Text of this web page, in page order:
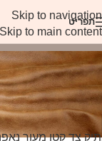
Skip to navigation
Skip to main content
תפריט
עמוד הבית כל
תיק צד קטן מעור